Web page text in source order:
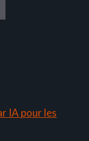
IA pour les